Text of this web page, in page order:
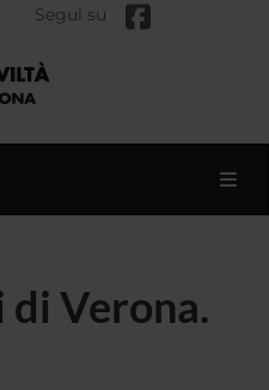
Segui su
di Verona.